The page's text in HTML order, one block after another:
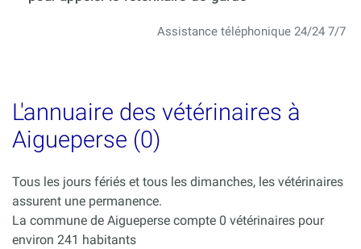
Assistance téléphonique 24/24 7/7
L'annuaire des vétérinaires à
Aigueperse (0)
Tous les jours fériés et tous les dimanches, les vétérinaires
assurent une permanence.
La commune de Aigueperse compte 0 vétérinaires pour
environ 241 habitants